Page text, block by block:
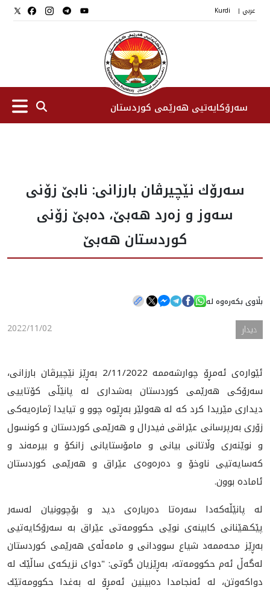
عربي |
Kurdi
سەرۆکایەتیی هەرێمی کوردستان
جێگرانی سه‌رۆک
ستافی سەرۆکایەتی
هه‌واڵ
سه‌رۆك نێچيرڤان بارزانى: نابێ زۆنی
سه‌وز و زه‌رد هه‌بێ، ده‌بێ زۆنی
كوردستان هه‌بێ
بڵاوی بکەرەوە لە
2022/11/02 دیدار
ئێواره‌ی ئه‌مڕۆ چوارشه‌ممه‌ 2/11/2022 به‌ڕێز نێچیرڤان بارزانی،
سه‌رۆكی هه‌رێمی كوردستان به‌شداری له‌ پانێڵی كۆتاییی
دیداری مێريدا كرد كه‌ له‌ هه‌ولێر به‌ڕێوه‌ چوو و تیایدا ژماره‌یه‌كی
زۆری به‌رپرسانی عێراقی فیدرال و هه‌رێمی كوردستان و كونسول
و نوێنه‌ری وڵاتانی بیانی و مامۆستایانی زانكۆ و بیرمه‌ند و
كه‌سایه‌تيی ناوخۆ و ده‌ره‌وه‌ی عێراق و هه‌رێمی كوردستان
ئاماده‌ بوون.
له‌ پانێڵه‌كه‌دا سه‌ره‌تا ده‌رباره‌ى دید و بۆچوونیان له‌سه‌ر
پێكهێنانی كابینه‌ی نوێی حكوومه‌تی عێراق به‌ سه‌رۆكایه‌تیی
به‌ڕێز محه‌ممه‌د شیاع سوودانی و مامه‌ڵه‌ی هه‌رێمى كوردستان
له‌گه‌ڵ ئه‌م حكوومه‌ته‌، به‌ڕێزیان گوتی: "دوای نزیكه‌ی ساڵێك له‌
دواكه‌وتن، له‌ ئه‌نجامدا ده‌بینین ئه‌مڕۆ له‌ به‌غدا حكوومه‌تێك